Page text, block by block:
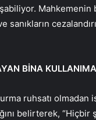
Mahkemenin
sanıkların
BİNA
ruhsatı olmadan
belirterek, “Hiçbir